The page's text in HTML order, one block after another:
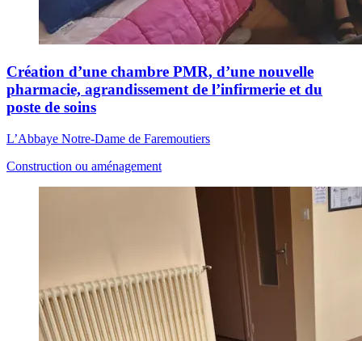
Création d’une chambre PMR, d’une nouvelle
pharmacie, agrandissement de l’infirmerie et du
poste de soins
L’Abbaye Notre-Dame de Faremoutiers
Construction ou aménagement